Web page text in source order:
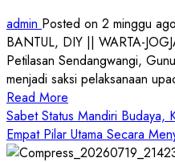
admin Posted on 2 minggu ago
BANTUL, DIY || WARTA-
Petilasan Sendangwangi,
menjadi saksi pelaksanaan
Read More
more
about
Dihadiri
Sabet Status Mandiri Budaya,
Empat Pilar Utama Secara